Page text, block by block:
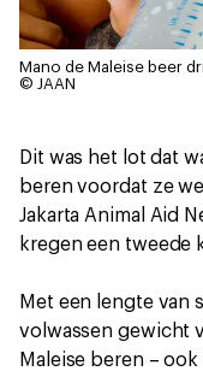
Mano de Maleise beer
© JAAN
Dit was het lot dat
beren voordat ze
Jakarta Animal Aid
kregen een tweede
Met een lengte van
volwassen gewicht
Maleise beren –